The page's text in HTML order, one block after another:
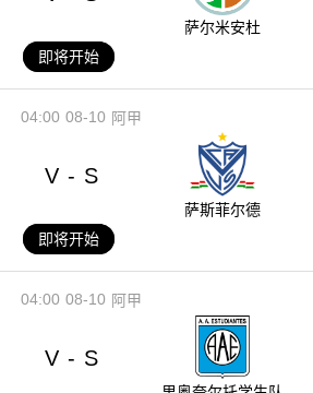
萨尔米安杜
即将开始
08-10
04:00 阿甲
V - S
萨斯菲尔德
即将开始
08-10
04:00 阿甲
V - S